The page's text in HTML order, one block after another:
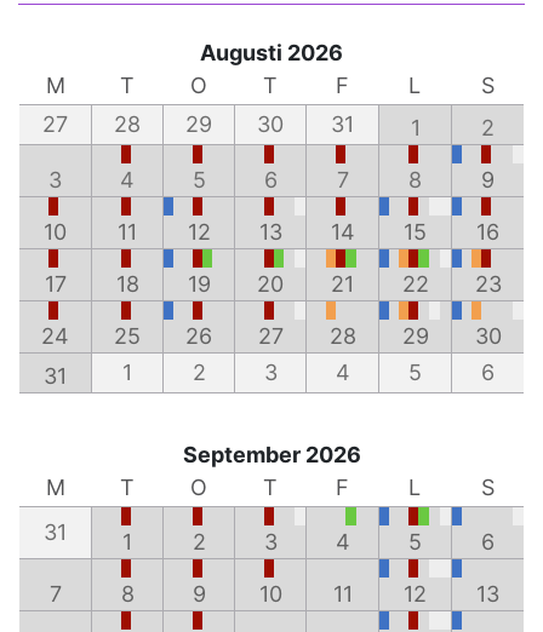
Augusti 2026
M
T O T F L
S
27
28 29 30 31 1 2
3 4 5 6 7 8 9
10 11 12 13 14 15 16
17 18 19 20 21 22 23
24 25 26 27 28 29
30
31
1 2 3 4 5 6
September 2026
M
T O T F L
S
31
1 2 3 4 5 6
7 8 9 10 11 12 13